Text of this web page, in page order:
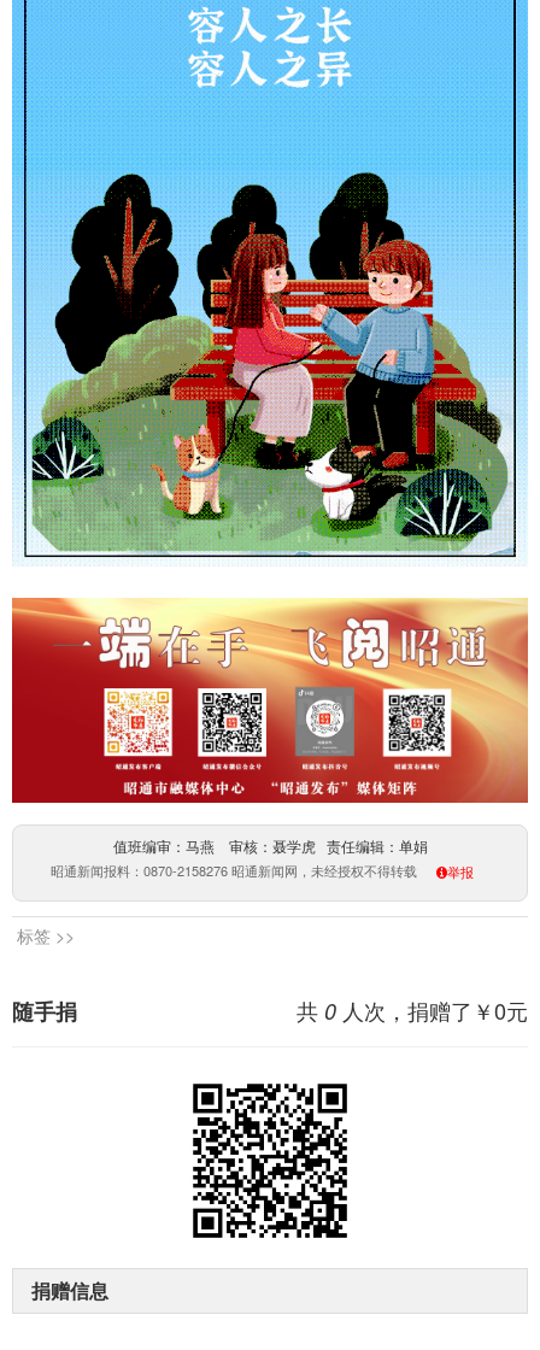
值班编审：马燕 审核：聂学虎 责任编辑：单娟
昭通新闻报料：0870-2158276 昭通新闻网，未经授权不得转载 举报
标签 >>
共 0 人次，捐赠了￥0元
随手捐
捐赠信息